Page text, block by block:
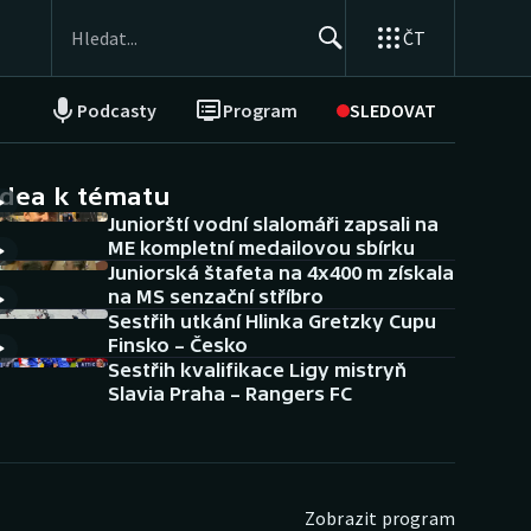
ČT
Podcasty Program SLEDOVAT
NEPŘEHLÉDNĚTE
Historické návraty
Aplikace ČT sport
AZ kvíz
k tématu
Juniorští vodní slalomáři zapsali na
ME kompletní medailovou sbírku
Juniorská štafeta na 4x400 m získala
na MS senzační stříbro
Sestřih utkání Hlinka Gretzky Cupu
Finsko – Česko
Sestřih kvalifikace Ligy mistryň
Slavia Praha – Rangers FC
Zobrazit program